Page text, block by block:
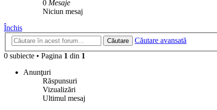
0 Mesaje
Niciun mesaj
Închis
Căutare
Căutare avansată
0 subiecte • Pagina 1 din 1
Anunţuri
Răspunsuri
Vizualizări
Ultimul mesaj